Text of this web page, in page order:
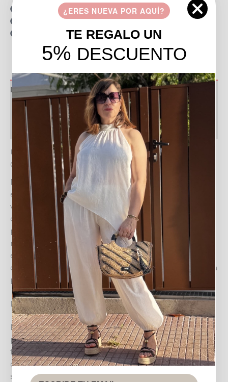
15 días para realizar devoluciones
Resolvemos tus dudas por llamada o WhatsApp
Recogida en tienda gratis
Descripción
Valoraciones (0)
Política de devoluciones
UN ESTILO ATEMPORAL CON EL PANTALÓN
CUADROS GRANDE
Descubre la fusión perfecta de confort y tendencia con
el
PANATALÓN CUADROS GRANDE
versátil es un esencial moderno para cualquier armario,
diseñada para ofrecer un look sofisticado y relajado a
partes iguales. Su patrón de cuadros grandes en tonos
neutros, visible en las imágenes, lo convierte en la
elección ideal para diversas ocasiones, desde un día
casual hasta un evento más arreglado, combinando a la
perfección con diferentes tops y calzados.
Diseño y confort para tu día a día
El diseño de este pantalón destaca por su corte de
pernera ancha, que proporciona una silueta fluida y
favorecedora para diversas figuras. La cintura elástica,
complementada con un práctico cordón ajustable, no
solo asegura un ajuste óptimo y una comodidad
¿ERES NUEVA POR AQUÍ?
TE REGALO UN
5% DESCUENTO